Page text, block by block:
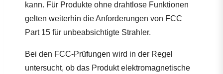
kann. Für Produkte ohne drahtlose Funktionen
gelten weiterhin die Anforderungen von FCC
Part 15 für unbeabsichtigte Strahler.
Bei den FCC-Prüfungen wird in der Regel
untersucht, ob das Produkt elektromagnetische